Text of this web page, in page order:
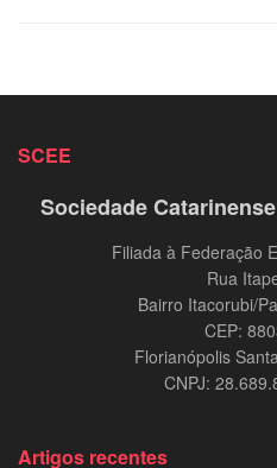
SCEE
Sociedade
Filiada à Federação
Rua
Bairro Itacorubi/
CEP:
Florianópolis
CNPJ:
Artigos recentes